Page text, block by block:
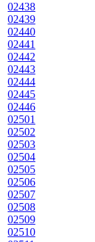
02438
02439
02440
02441
02442
02443
02444
02445
02446
02501
02502
02503
02504
02505
02506
02507
02508
02509
02510